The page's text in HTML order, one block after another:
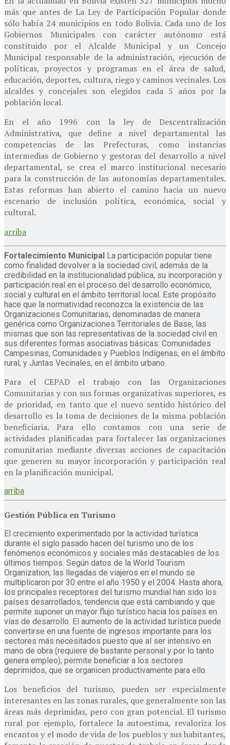
más que antes de La Ley de Participación Popular donde
sólo había 24 municipios en todo Bolivia. Cada uno de los
Gobiernos Municipales con carácter autónomo está
constituido por el Alcalde Municipal y un Concejo
Municipal responsable de la administración, ejecución de
políticas, proyectos y programas en el área de salud,
educación, deportes, cultura, riego y caminos vecinales. Los
alcaldes y concejales son elegidos cada 5 años por la
población local.
En el año 1996 con la ley de Descentralización
Administrativa, que define a nivel departamental las
competencias de las Prefecturas, como instancias
intermedias de Gobierno y gestoras del desarrollo a nivel
departamental, se crea el marco institucional necesario
para la construcción de las autonomías departamentales.
Estas reformas han abierto el camino hacia un nuevo
escenario de inclusión política, económica, social y
cultural.
arriba
Fortalecimiento Municipal La participación popular tiene
como finalidad devolver a la sociedad civil, además de la
credibilidad en la institucionalidad pública, su incorporación y
participación real en el proceso del desarrollo económico,
social y cultural en el ámbito territorial local. Este propósito
hace que la normatividad reconozca la existencia de las
Organizaciones Comunitarias, denominadas de manera
genérica como Organizaciones Territoriales de Base, las
mismas que son las representativas de la sociedad civil en
sus diferentes formas asociativas básicas: Comunidades
Campesinas, Comunidades y Pueblos Indígenas, en el ámbito
rural, y Juntas Vecinales, en el ámbito urbano.
Para el CEPAD el trabajo con las Organizaciones
Comunitarias y con sus formas organizativas superiores, es
de prioridad, en tanto que el nuevo sentido histórico del
desarrollo es la toma de decisiones de la misma población
beneficiaria. Para ello contamos con una serie de
actividades planificadas para fortalecer las organizaciones
comunitarias mediante diversas acciones de capacitación
que generen su mayor incorporación y participación real
en la planificación municipal.
arriba
Gestión Pública en Turismo
El crecimiento experimentado por la actividad turística
durante el siglo pasado hacen del turismo uno de los
fenómenos económicos y sociales más destacables de los
últimos tiempos. Según datos de la World Tourism
Organization, las llegadas de viajeros en el mundo se
multiplicaron por 30 entre el año 1950 y el 2004. Hasta ahora,
los principales receptores del turismo mundial han sido los
países desarrollados, tendencia que está cambiando y que
permite suponer un mayor flujo turístico hacia los países en
vías de desarrollo. El aumento de la actividad turística puede
convertirse en una fuente de ingresos importante para los
sectores más necesitados puesto que al ser intensivo en
mano de obra (requiere de bastante personal y por lo tanto
genera empleo), permite beneficiar a los sectores
deprimidos, que se organicen productivamente para ello.
Los beneficios del turismo, pueden ser especialmente
interesantes en las zonas rurales, que generalmente son las
áreas más deprimidas, pero con gran potencial. El turismo
rural por ejemplo, fortalece la autoestima, revaloriza los
encantos y el modo de vida de los pueblos y sus habitantes,